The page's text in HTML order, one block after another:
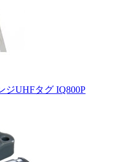
ジUHFタグ IQ800P